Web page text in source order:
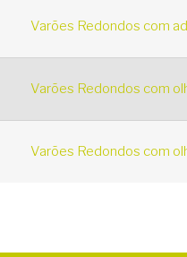
Varões Redondos com
Varões Redondos com
Varões Redondos com